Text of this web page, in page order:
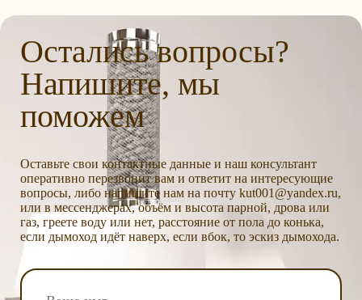
Остались вопросы?
Напишите, мы
поможем
Оставьте свои контактные данные и наш консультант
оперативно перезвонит вам и ответит на интересующие
вопросы, либо напишите нам на почту kut001@yandex.ru,
или в мессенджерах, объём и высота парной, дрова или
газ, греете воду или нет, расстояние от пола до конька,
если дымоход идёт наверх, если вбок, то эскиз дымохода.